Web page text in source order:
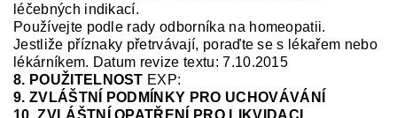
léčebných indikací.
Používejte podle rady odborníka na homeopatii.
Jestliže příznaky přetrvávají, poraďte se s lékařem nebo
lékárníkem. Datum revize textu: 7.10.2015
8. POUŽITELNOST EXP:
9. ZVLÁŠTNÍ PODMÍNKY PRO UCHOVÁVÁNÍ
10. ZVLÁŠTNÍ OPATŘENÍ PRO LIKVIDACI